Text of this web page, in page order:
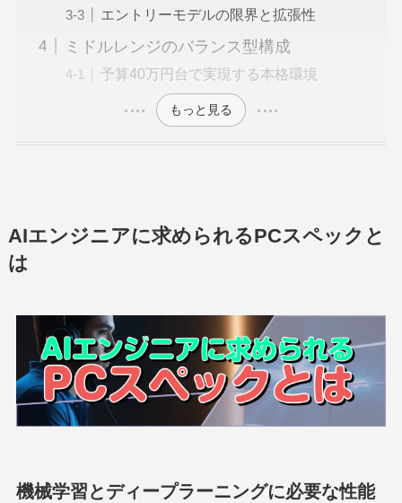
エントリーモデルの限界と拡張性
ミドルレンジのバランス型構成
予算40万円台で実現する本格環境
もっと見る
AIエンジニアに求められるPCスペックと
は
機械学習とディープラーニングに必要な性能